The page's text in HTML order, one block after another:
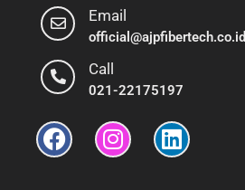
Email
official@ajpfibertech.co.id
Call
021-22175197